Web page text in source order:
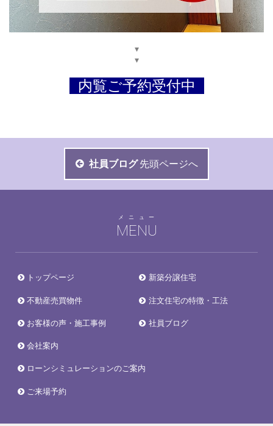
▾
▾
内覧ご予約受付中
社員ブログ 先頭ページへ
MENU
メニュー
トップページ 新築分譲住宅
不動産売買物件 注文住宅の特徴・工法
お客様の声・施工事例 社員ブログ
会社案内
ローンシミュレーションのご案内
ご来場予約